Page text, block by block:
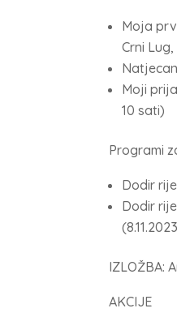
Moja
Crni Lug,
Moji
10 sati)
Programi
Dodir
Dodir
IZLOŽBA:
AKCIJE